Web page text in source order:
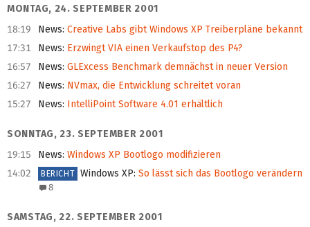
MONTAG, 24. SEPTEMBER 2001
18:19
News: Creative Labs gibt Windows XP Treiberpläne bekannt
17:31
News: Erzwingt VIA einen Verkaufstop des P4?
16:57
News: GLExcess Benchmark demnächst in neuer Version
16:27
News: NVmax, die Entwicklung schreitet voran
15:27
News: IntelliPoint Software 4.01 erhältlich
SONNTAG, 23. SEPTEMBER 2001
19:15
News: Windows XP Bootlogo modifizieren
14:02
BERICHT Windows XP: So lässt sich das Bootlogo verändern
8
SAMSTAG, 22. SEPTEMBER 2001